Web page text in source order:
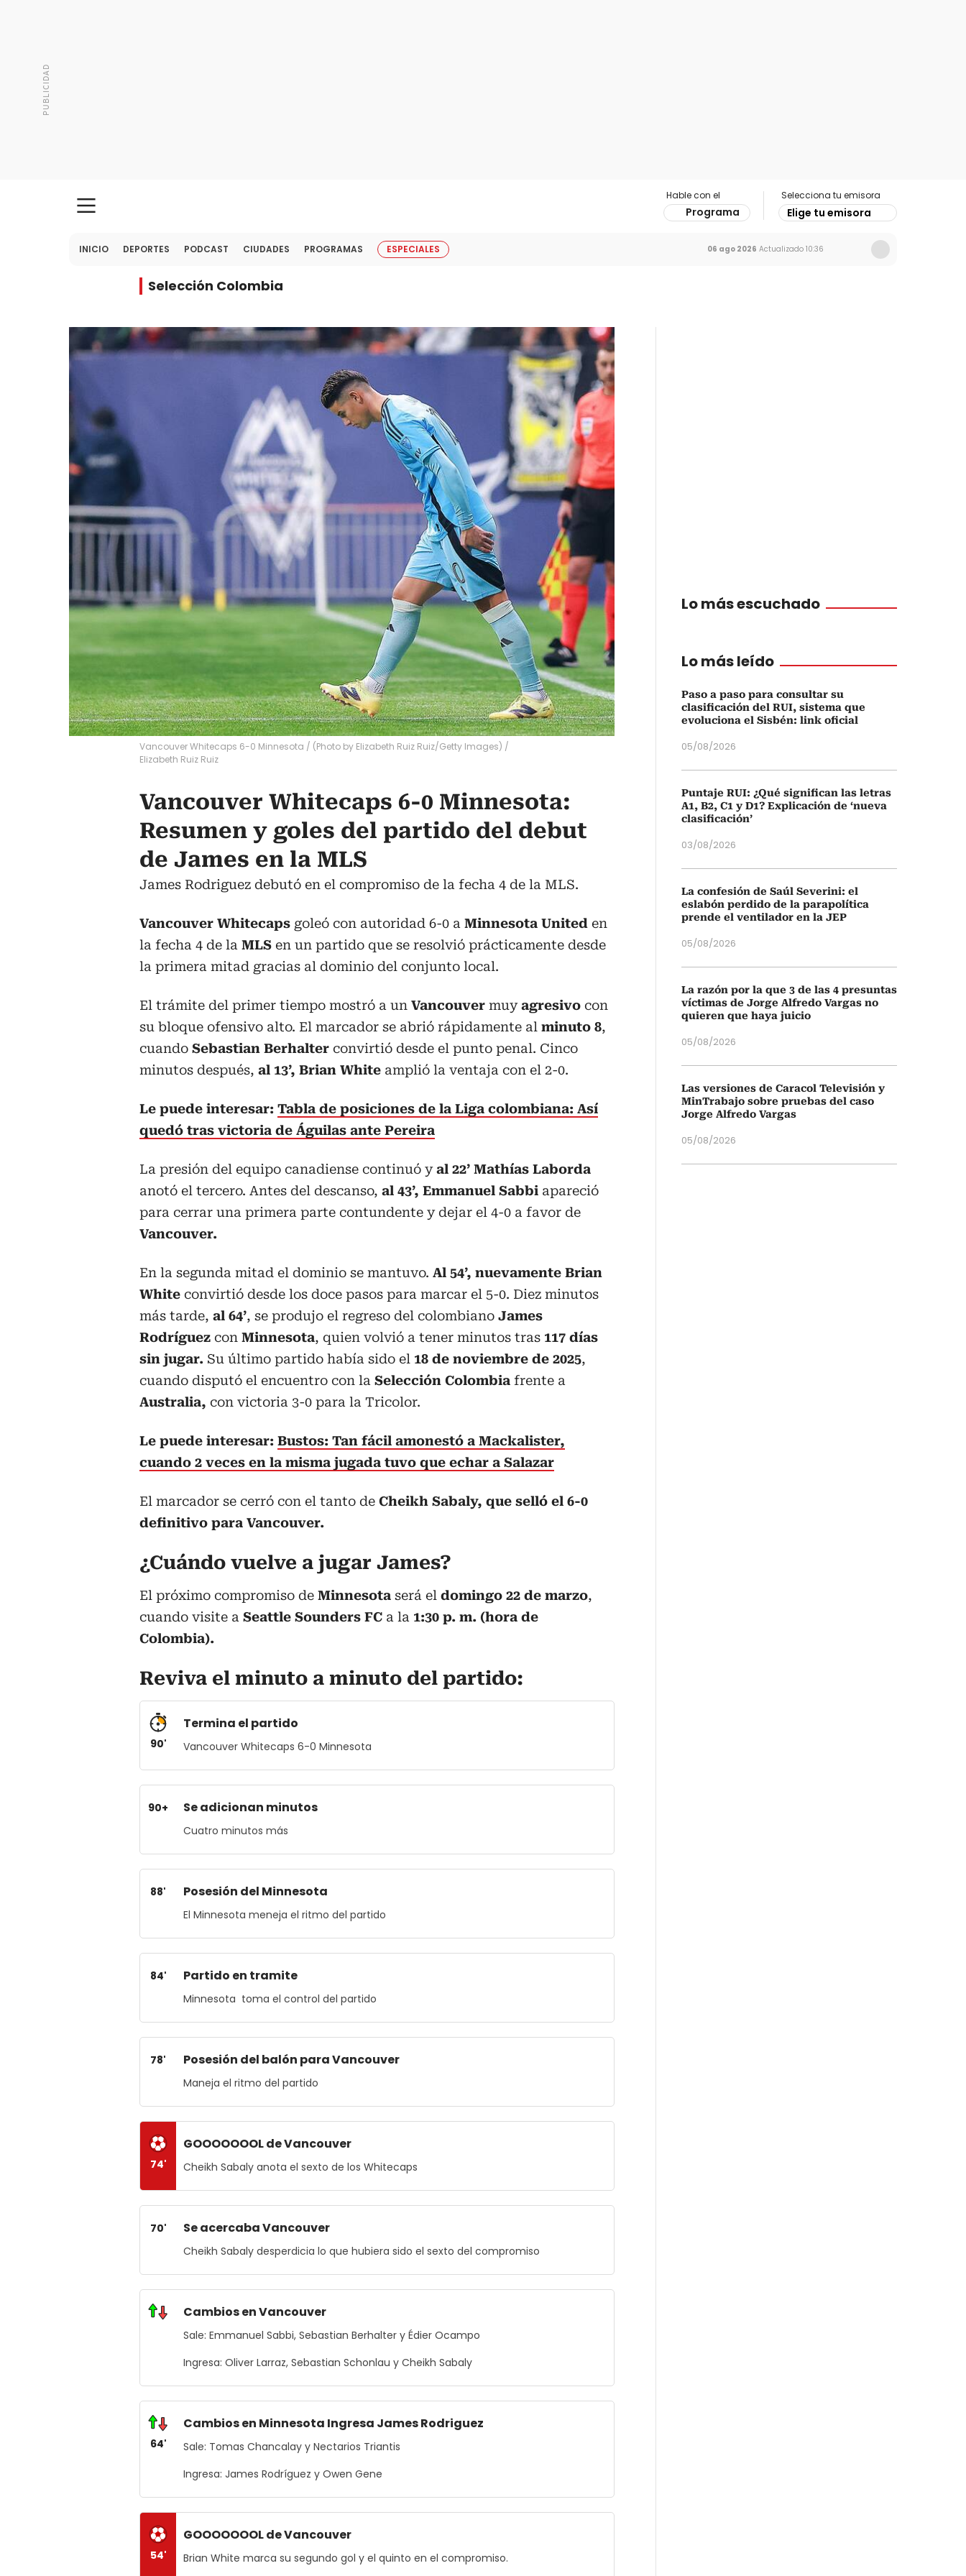
Hable con el
Programa
Selecciona tu emisora
Elige tu emisora
INICIO DEPORTES PODCAST CIUDADES PROGRAMAS ESPECIALES 06 ago 2026 Actualizado 10:36
Selección Colombia
Vancouver Whitecaps 6-0 Minnesota / (Photo by Elizabeth Ruiz Ruiz/Getty Images) /
Elizabeth Ruiz Ruiz
Vancouver Whitecaps 6-0 Minnesota:
Resumen y goles del partido del debut
de James en la MLS
James Rodriguez debutó en el compromiso de la fecha 4 de la MLS.
Vancouver Whitecaps goleó con autoridad 6-0 a Minnesota United en
la fecha 4 de la MLS en un partido que se resolvió prácticamente desde
la primera mitad gracias al dominio del conjunto local.
El trámite del primer tiempo mostró a un Vancouver muyagresivo con
su bloque ofensivo alto. El marcador se abrió rápidamente al minuto 8,
cuando Sebastian Berhalter convirtió desde el punto penal. Cinco
minutos después, al 13’, Brian White amplió la ventaja con el 2-0.
Le puede interesar: Tabla de posiciones de la Liga colombiana: Así
quedó tras victoria de Águilas ante Pereira
La presión del equipo canadiense continuó yal 22’ Mathías Laborda
anotó el tercero. Antes del descanso, al 43’, Emmanuel Sabbi apareció
para cerrar una primera parte contundente y dejar el 4-0 a favor de
Vancouver.
En la segunda mitad el dominio se mantuvo. Al 54’, nuevamente Brian
White convirtió desde los doce pasos para marcar el 5-0. Diez minutos
más tarde, al 64’, se produjo el regreso del colombiano James
Rodríguez con Minnesota, quien volvió a tener minutos tras 117 días
sin jugar. Su último partido había sido el 18 de noviembre de 2025,
cuando disputó el encuentro con la Selección Colombia frente a
Australia, con victoria 3-0 para la Tricolor.
Le puede interesar: Bustos: Tan fácil amonestó a Mackalister,
cuando 2 veces en la misma jugada tuvo que echar a Salazar
El marcador se cerró con el tanto de Cheikh Sabaly, que selló el 6-0
definitivo para Vancouver.
¿Cuándo vuelve a jugar James?
El próximo compromiso de Minnesota será el domingo 22 de marzo,
cuando visite a Seattle Sounders FC a la 1:30 p. m. (hora de
Colombia).
Reviva el minuto a minuto del partido:
90'
Termina el partido
Vancouver Whitecaps 6-0 Minnesota
90+ Se adicionan minutos
Cuatro minutos más
88' Posesión del Minnesota
El Minnesota meneja el ritmo del partido
84' Partido en tramite
Minnesota toma el control del partido
78' Posesión del balón para Vancouver
Maneja el ritmo del partido
74'
GOOOOOOOL de Vancouver
Cheikh Sabaly anota el sexto de los Whitecaps
70' Se acercaba Vancouver
Cheikh Sabaly desperdicia lo que hubiera sido el sexto del compromiso
Cambios en Vancouver
Sale: Emmanuel Sabbi, Sebastian Berhalter y Édier Ocampo
Ingresa: Oliver Larraz, Sebastian Schonlau y Cheikh Sabaly
64'
Cambios en Minnesota Ingresa James Rodriguez
Sale: Tomas Chancalay y Nectarios Triantis
Ingresa: James Rodríguez y Owen Gene
54'
GOOOOOOOL de Vancouver
Brian White marca su segundo gol y el quinto en el compromiso.
Lo más escuchado
Lo más leído
Paso a paso para consultar su
clasificación del RUI, sistema que
evoluciona el Sisbén: link oficial
05/08/2026
Puntaje RUI: ¿Qué significan las letras
A1, B2, C1 y D1? Explicación de ‘nueva
clasificación’
03/08/2026
La confesión de Saúl Severini: el
eslabón perdido de la parapolítica
prende el ventilador en la JEP
05/08/2026
La razón por la que 3 de las 4 presuntas
víctimas de Jorge Alfredo Vargas no
quieren que haya juicio
05/08/2026
Las versiones de Caracol Televisión y
MinTrabajo sobre pruebas del caso
Jorge Alfredo Vargas
05/08/2026